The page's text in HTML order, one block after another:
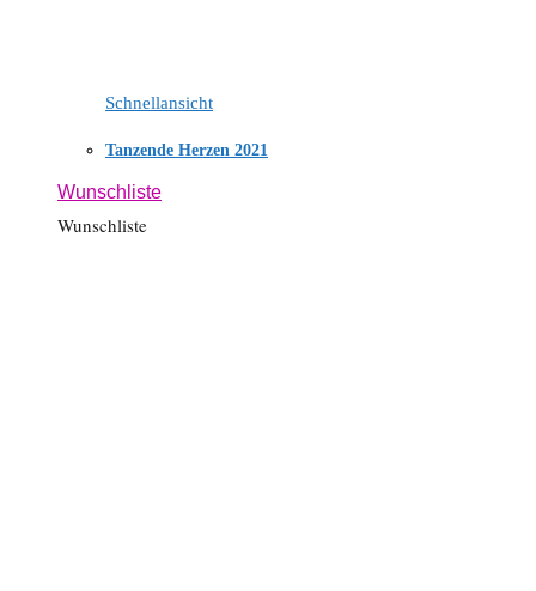
Schnellansicht
Tanzende Herzen 2021
Wunschliste
Wunschliste